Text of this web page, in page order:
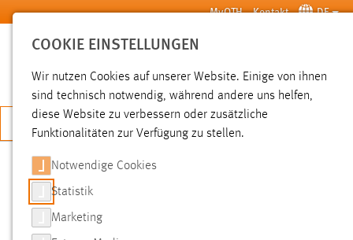
Zum Hauptinhalt springen MyOTH Kontakt DE
SUCHE
JETZT BEWERBEN
SUCHE
FILTER
COOKIE EINSTELLUNGEN
Wir nutzen Cookies auf unserer Website. Einige von ihnen
sind technisch notwendig, während andere uns helfen,
diese Website zu verbessern oder zusätzliche
Funktionalitäten zur Verfügung zu stellen.
Notwendige Cookies
Statistik
Marketing